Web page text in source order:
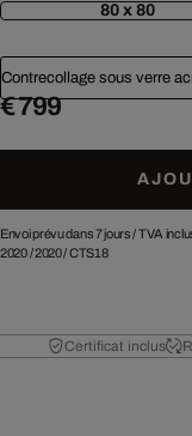
80 x 80
Contrecollage sous verre
€ 799
Envoi prévu dans 7 jours /TVA
2020/2020/CTS18
Certificat inclus